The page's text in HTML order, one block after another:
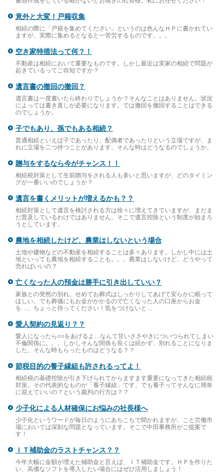
意外と大変！戸籍収集
相続の際に「戸籍を集めてください」というのは色んなＨＰに書かれてい
ますが、実際に集めるとなると一苦労するものです。。。
空き家特措法って何？！
不動産は相続において重要なものです。しかし最近は実家の相続で問題が
起きているってご存知ですか？
遺言書の撤回の撤回？
遺言書は一度書いたら終わりでしょうか？そんなことはありません。状況
によっては書き直しが必要になります。では撤回を撤回することはできる
のでしょうか。
子でもあり、孫でもある相続？
普通相続といえば子であったり、配偶者であったりという立場ですが、ま
れに立場を二つ持つことがあります。そんな時はどうなるのでしょうか。
贈与をするなら今がチャンス！！
相続税対策として生前贈与をされる人も多いと思いますが、どのタイミン
グが一番いいのでしょうか？
遺言を書くメリットが増えるかも？？
相続対策として遺言を検討される方は徐々に増えてきていますが、まだま
だ普及しているわけではありません。そこで遺言控除という制度が始まろ
うとしています。
農地を相続したけど、農業はしないという場合
土地や建物などの不動産を相続することは多々あります。しかし中には土
地といっても農地を相続することも。。。農業はしないけど、どうやって
売ればいいの？
亡くなった人の預金は勝手に引き出していい？
家族との突然の別れ。せめてお葬式はしっかりしてあげて安らかに眠って
ほしい。でも葬儀にもお金がかかるので亡くなった人の口座からお金
を…。ちょっと待ってください！気をつけないと…
愛人契約の見返り？？
愛人になったら○○をあげるよ…なんて甘いささやきについつられてしまい
不倫関係に。。。しかしそんな関係も長くは続かず、別れることになりま
した。そんな時もらったものはどうなる？？
節税目的の養子縁組も許されるってよ！
相続税の基礎控除が引き下げられてからますます重要になってきた相続税
対策。その代表的なものが「養子縁組」です。でも養子ってそんなに簡単
に迎えていいの？という裁判の行方は？？
少子化による人材確保にお悩みの社長様へ
少子化というワードが毎日のようにあちこちで聞かれますが、こと労働市
場においては深刻な問題となっています。そこで中田事務所がご提案で
す！
ＩＴ補助金のラストチャンス？？
今年大幅に金額が増えた補助金と言えば、ＩＴ補助金です。ＨＰを作りた
い、高価なソフトを導入したい場合にはぜひ活用しましょう！